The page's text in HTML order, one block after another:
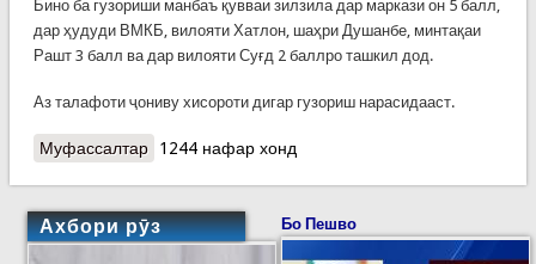
Бино ба гузориши манбаъ қувваи зилзила дар маркази он 5 балл,
дар ҳудуди ВМКБ, вилояти Хатлон, шаҳри Душанбе, минтақаи
Рашт 3 балл ва дар вилояти Суғд 2 баллро ташкил дод.
Аз талафоти ҷониву хисороти дигар гузориш нарасидааст.
Муфассалтаро Қувваи заминларза дар маркази он
1244 нафар хонд
Ахбори рӯз Бо Пешво